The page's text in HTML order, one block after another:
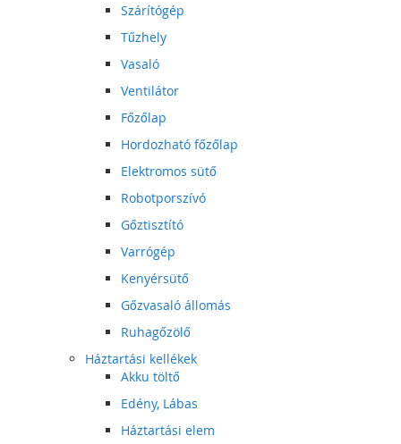
Szárítógép
Tűzhely
Vasaló
Ventilátor
Főzőlap
Hordozható főzőlap
Elektromos sütő
Robotporszívó
Gőztisztító
Varrógép
Kenyérsütő
Gőzvasaló állomás
Ruhagőzölő
Háztartási kellékek
Akku töltő
Edény, Lábas
Háztartási elem